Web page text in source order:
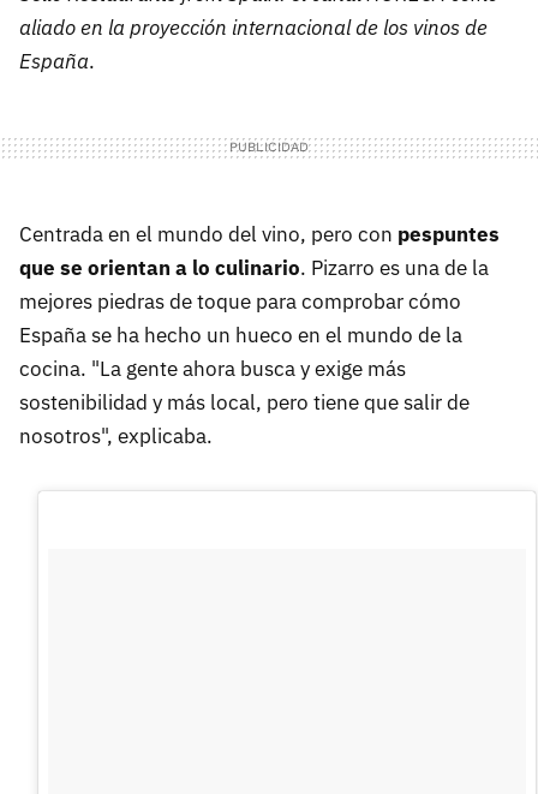
aliado en la proyección internacional de los vinos de
España.
Centrada en el mundo del vino, pero con pespuntes
que se orientan a lo culinario. Pizarro es una de la
mejores piedras de toque para comprobar cómo
España se ha hecho un hueco en el mundo de la
cocina. "La gente ahora busca y exige más
sostenibilidad y más local, pero tiene que salir de
nosotros", explicaba.